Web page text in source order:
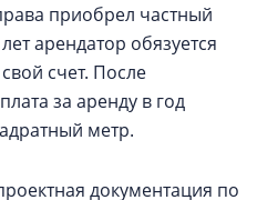
приобрел частный
арендатор обязуется
счет. После
за аренду в год
метр.
документация по